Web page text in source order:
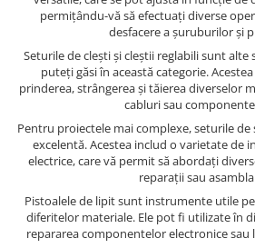
permițându-vă să efectuați diverse
desfacere a șuruburilor și
Seturile de clești și cleștii reglabili sunt alte
puteți găsi în această categorie.
prinderea, strângerea și tăierea diverselor
cabluri sau
Pentru proiectele mai complexe, seturile de
excelentă. Acestea includ o varietate de
electrice, care vă permit să abordați
reparații sau
Pistoalele de lipit sunt instrumente utile
diferitelor materiale. Ele pot fi utilizate în
repararea componentelor electronice sau